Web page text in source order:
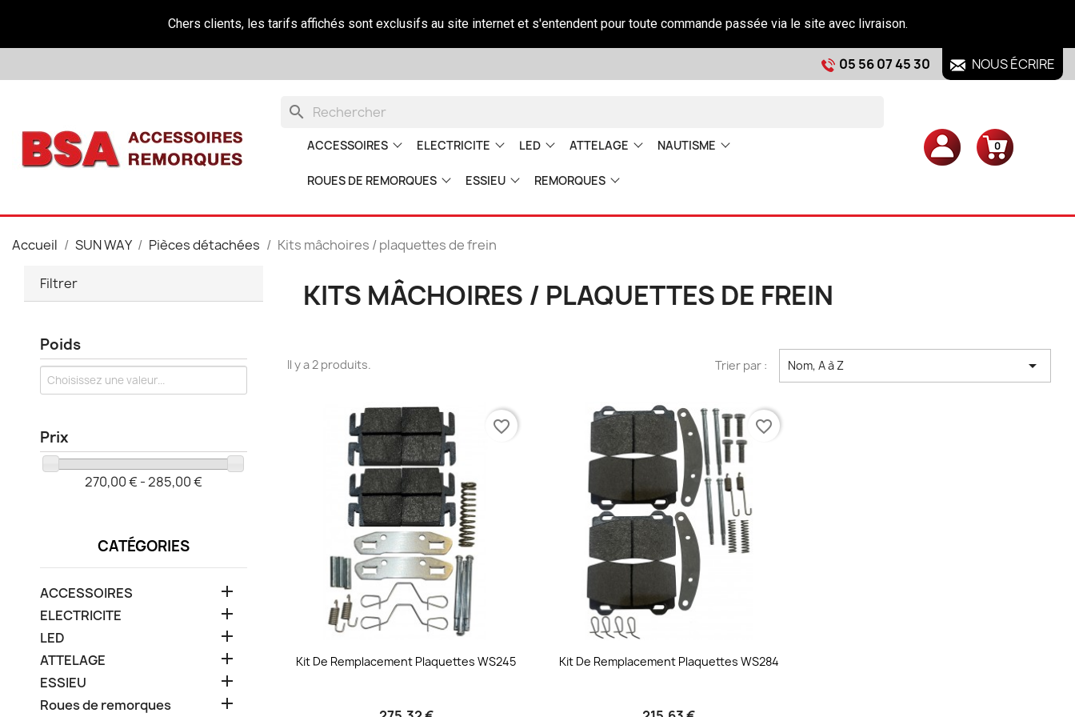
Chers clients, les tarifs affichés sont exclusifs au site internet et s'entendent pour toute commande passée via le site avec livraison.
05 56 07 45 30 NOUS ÉCRIRE
search
ACCESSOIRES ELECTRICITE LED ATTELAGE NAUTISME
ROUES DE REMORQUES ESSIEU REMORQUES
0
Accueil SUN WAY Pièces détachées Kits mâchoires / plaquettes de frein
Filtrer
Poids
Prix
270,00 € - 285,00 €
CATÉGORIES
ACCESSOIRES 
ELECTRICITE 
LED 
ATTELAGE 
ESSIEU 
Roues de remorques

KITS MÂCHOIRES / PLAQUETTES DE FREIN
Il y a 2 produits. Trier par : Nom, A à Z 
Kit De Remplacement Plaquettes WS245
favorite_border
Kit De Remplacement Plaquettes WS284
favorite_border